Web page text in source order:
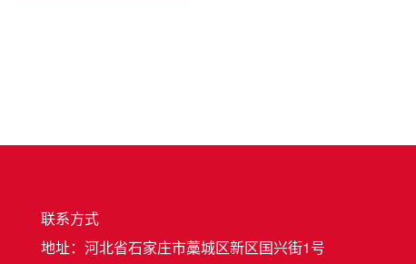
联系方式
地址：河北省石家庄市藁城区新区国兴街1号